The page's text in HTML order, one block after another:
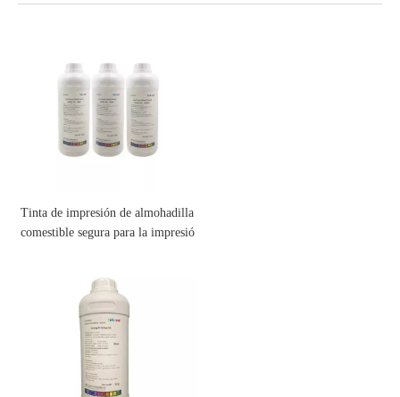
Tinta de impresión de almohadilla
comestible segura para la impresió